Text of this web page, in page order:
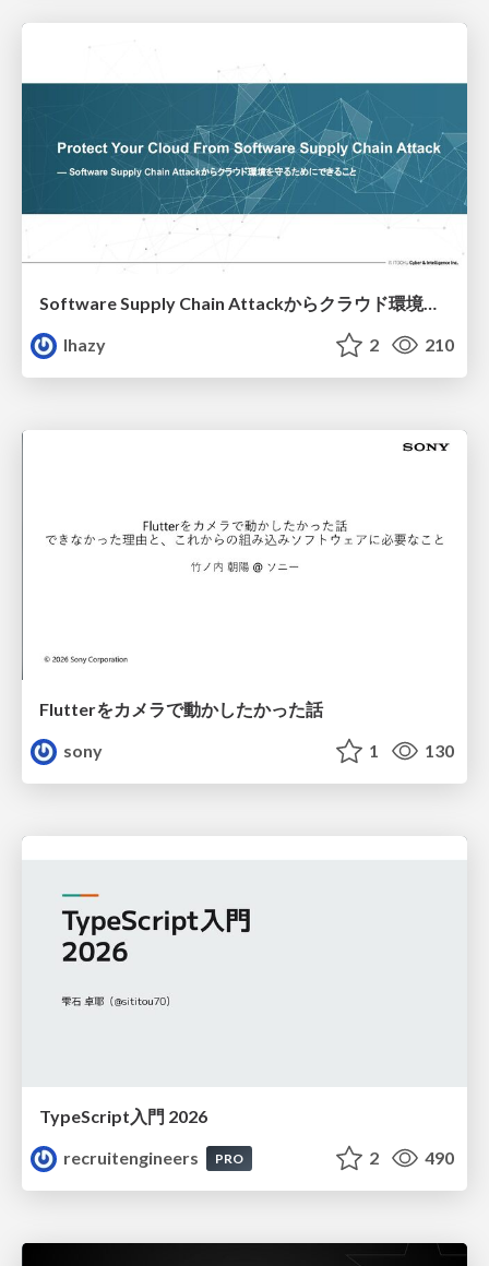
Software Supply Chain Attackからクラウド環境を守るためにできること
lhazy
2 210
Flutterをカメラで動かしたかった話
sony
1 130
TypeScript入門 2026
recruitengineers
PRO 2 490